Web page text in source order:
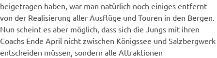
beigetragen haben, war man natürlich noch einiges entfernt
von der Realisierung aller Ausflüge und Touren in den Bergen.
Nun scheint es aber möglich, dass sich die Jungs mit ihren
Coachs Ende April nicht zwischen Königssee und Salzbergwerk
entscheiden müssen, sondern alle Attraktionen